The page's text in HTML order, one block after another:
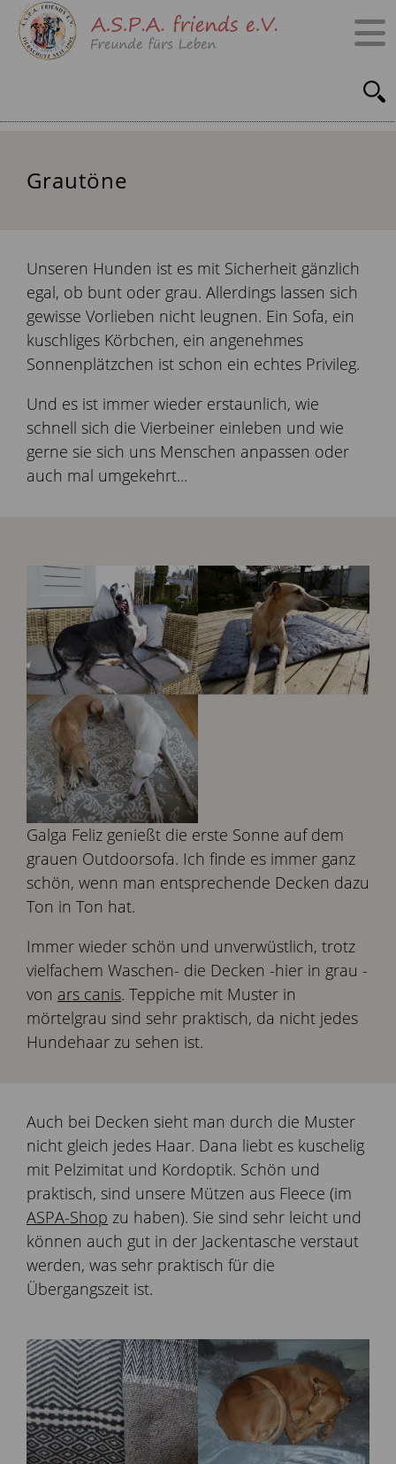
Grautöne
Unseren Hunden ist es mit Sicherheit gänzlich
egal, ob bunt oder grau. Allerdings lassen sich
gewisse Vorlieben nicht leugnen. Ein Sofa, ein
kuschliges Körbchen, ein angenehmes
Sonnenplätzchen ist schon ein echtes Privileg.
Und es ist immer wieder erstaunlich, wie
schnell sich die Vierbeiner einleben und wie
gerne sie sich uns Menschen anpassen oder
auch mal umgekehrt...
Galga Feliz genießt die erste Sonne auf dem
grauen Outdoorsofa. Ich finde es immer ganz
schön, wenn man entsprechende Decken dazu
Ton in Ton hat.
Immer wieder schön und unverwüstlich, trotz
vielfachem Waschen- die Decken -hier in grau -
von ars canis. Teppiche mit Muster in
mörtelgrau sind sehr praktisch, da nicht jedes
Hundehaar zu sehen ist.
Auch bei Decken sieht man durch die Muster
nicht gleich jedes Haar. Dana liebt es kuschelig
mit Pelzimitat und Kordoptik. Schön und
praktisch, sind unsere Mützen aus Fleece (im
ASPA-Shop zu haben). Sie sind sehr leicht und
können auch gut in der Jackentasche verstaut
werden, was sehr praktisch für die
Übergangszeit ist.